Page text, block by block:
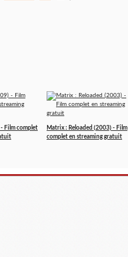
Film complet
Matrix : Reloaded (2003) - Film
complet en streaming gratuit